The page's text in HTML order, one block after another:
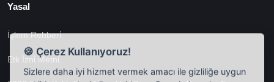
Yasal
İşlem Rehberi̇
Etk İzni̇ Metni̇
🍪 Çerez Kullanıyoruz!
Sizlere daha iyi hizmet vermek amacı ile gizliliğe uygun